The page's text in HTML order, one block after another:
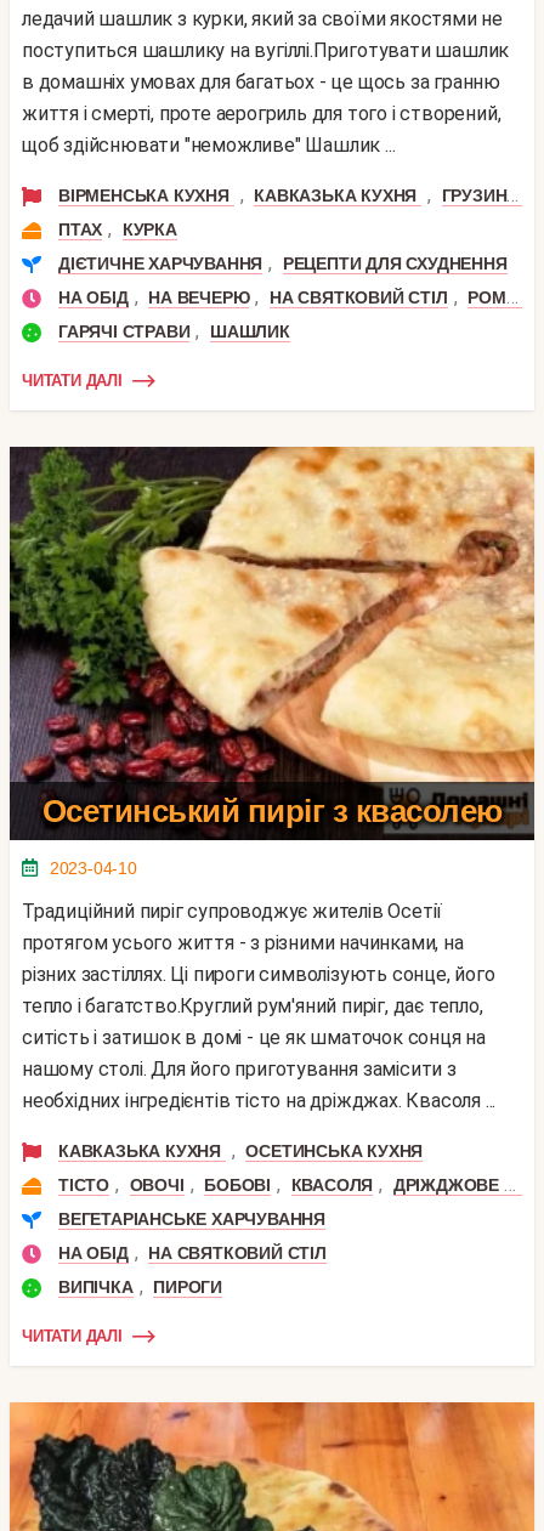
ледачий шашлик з курки, який за своїми якостями не
поступиться шашлику на вугіллі.Приготувати шашлик
в домашніх умовах для багатьох - це щось за гранню
життя і смерті, проте аерогриль для того і створений,
щоб здійснювати "неможливе" Шашлик ...
ВІРМЕНСЬКА КУХНЯ , КАВКАЗЬКА КУХНЯ ,
ГРУЗИНСЬКА КУХНЯ
ПТАХ ,
КУРКА
ДІЄТИЧНЕ ХАРЧУВАННЯ ,
РЕЦЕПТИ ДЛЯ СХУДНЕННЯ
НА ОБІД , НА ВЕЧЕРЮ , НА СВЯТКОВИЙ СТІЛ ,
РОМАНТИЧНА ВЕЧЕРЯ
ГАРЯЧІ СТРАВИ , ШАШЛИК
ЧИТАТИ ДАЛІ
Осетинський пиріг з квасолею
2023-04-10
Традиційний пиріг супроводжує жителів Осетії
протягом усього життя - з різними начинками, на
різних застіллях. Ці пироги символізують сонце, його
тепло і багатство.Круглий рум'яний пиріг, дає тепло,
ситість і затишок в домі - це як шматочок сонця на
нашому столі. Для його приготування замісити з
необхідних інгредієнтів тісто на дріжджах. Квасоля ...
КАВКАЗЬКА КУХНЯ , ОСЕТИНСЬКА КУХНЯ
ТІСТО , ОВОЧІ , БОБОВІ , КВАСОЛЯ ,
ДРІЖДЖОВЕ ТІСТО
ВЕГЕТАРІАНСЬКЕ ХАРЧУВАННЯ
НА ОБІД ,
НА СВЯТКОВИЙ СТІЛ
ВИПІЧКА , ПИРОГИ
ЧИТАТИ ДАЛІ